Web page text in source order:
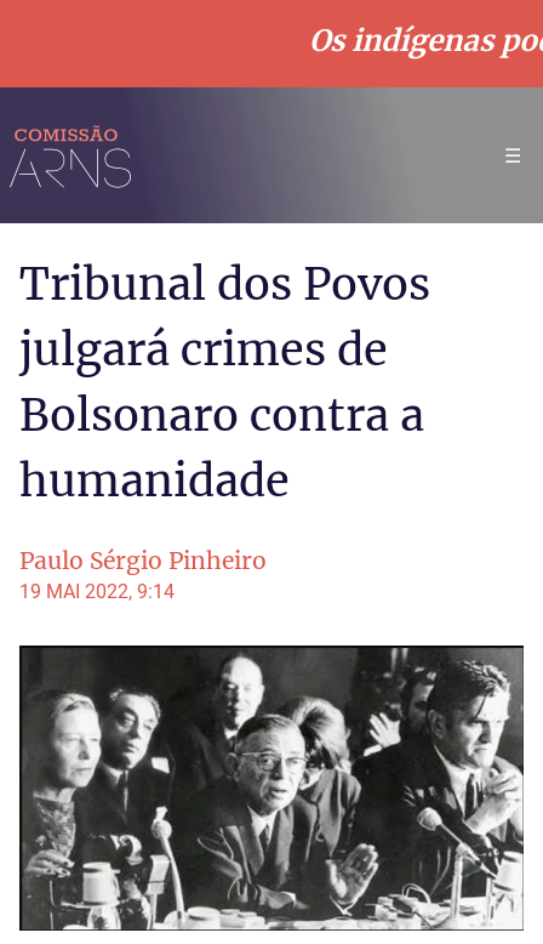
Os indígenas
☰
Tribunal dos Povos
julgará crimes de
Bolsonaro contra a
humanidade
Paulo Sérgio Pinheiro
19 MAI 2022, 9:14